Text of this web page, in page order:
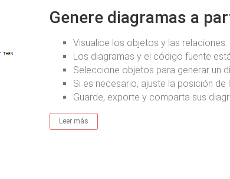
Genere diagramas a
Visualice los objetos y las relaciones.
Los diagramas y el código fuente
Seleccione objetos para generar un
Si es necesario, ajuste la posición
Guarde, exporte y comparta sus
Leer más